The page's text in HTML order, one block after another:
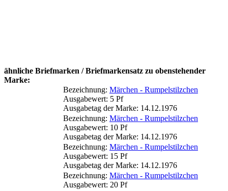
ähnliche Briefmarken / Briefmarkensatz zu obenstehender
Marke:
Bezeichnung: Märchen - Rumpelstilzchen
Ausgabewert: 5 Pf
Ausgabetag der Marke: 14.12.1976
Bezeichnung: Märchen - Rumpelstilzchen
Ausgabewert: 10 Pf
Ausgabetag der Marke: 14.12.1976
Bezeichnung: Märchen - Rumpelstilzchen
Ausgabewert: 15 Pf
Ausgabetag der Marke: 14.12.1976
Bezeichnung: Märchen - Rumpelstilzchen
Ausgabewert: 20 Pf